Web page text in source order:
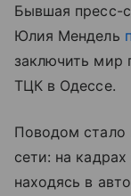
Бывшая пресс-
Юлия Мендель
заключить мир
ТЦК в Одессе.
Поводом стало
сети: на
находясь в